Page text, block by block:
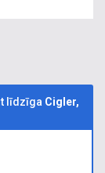
līdzīga Cigler,